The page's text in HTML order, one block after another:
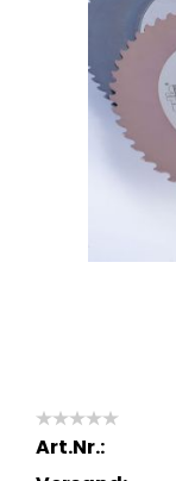
Art.Nr.: